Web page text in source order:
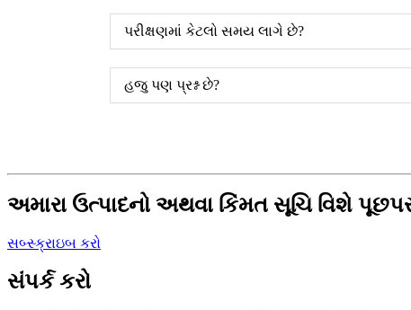
પરીક્ષણમાં કેટલો સમય લાગે છે?
હજુ પણ પ્રશ્ન છે?
અમારા ઉત્પાદનો અથવા કિંમત સૂચિ વિશે
સબ્સ્ક્રાઇબ કરો
સંપર્ક કરો